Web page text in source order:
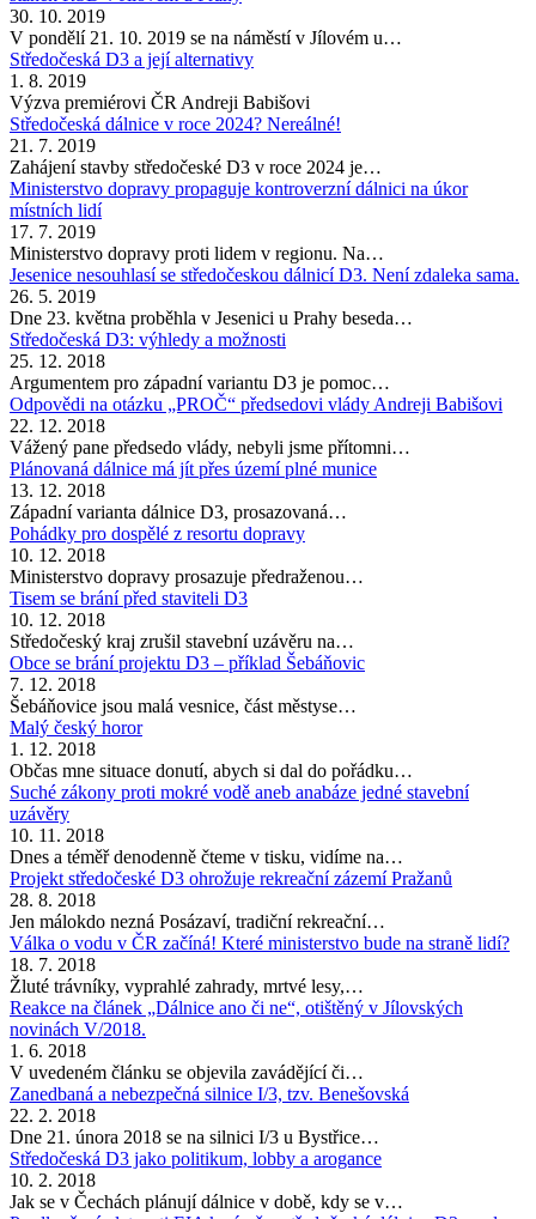
30. 10. 2019
V pondělí 21. 10. 2019 se na náměstí v Jílovém u…
Středočeská D3 a její alternativy
1. 8. 2019
Výzva premiérovi ČR Andreji Babišovi
Středočeská dálnice v roce 2024? Nereálné!
21. 7. 2019
Zahájení stavby středočeské D3 v roce 2024 je…
Ministerstvo dopravy propaguje kontroverzní dálnici na úkor
místních lidí
17. 7. 2019
Ministerstvo dopravy proti lidem v regionu. Na…
Jesenice nesouhlasí se středočeskou dálnicí D3. Není zdaleka sama.
26. 5. 2019
Dne 23. května proběhla v Jesenici u Prahy beseda…
Středočeská D3: výhledy a možnosti
25. 12. 2018
Argumentem pro západní variantu D3 je pomoc…
Odpovědi na otázku „PROČ“ předsedovi vlády Andreji Babišovi
22. 12. 2018
Vážený pane předsedo vlády, nebyli jsme přítomni…
Plánovaná dálnice má jít přes území plné munice
13. 12. 2018
Západní varianta dálnice D3, prosazovaná…
Pohádky pro dospělé z resortu dopravy
10. 12. 2018
Ministerstvo dopravy prosazuje předraženou…
Tisem se brání před staviteli D3
10. 12. 2018
Středočeský kraj zrušil stavební uzávěru na…
Obce se brání projektu D3 – příklad Šebáňovic
7. 12. 2018
Šebáňovice jsou malá vesnice, část městyse…
Malý český horor
1. 12. 2018
Občas mne situace donutí, abych si dal do pořádku…
Suché zákony proti mokré vodě aneb anabáze jedné stavební
uzávěry
10. 11. 2018
Dnes a téměř denodenně čteme v tisku, vidíme na…
Projekt středočeské D3 ohrožuje rekreační zázemí Pražanů
28. 8. 2018
Jen málokdo nezná Posázaví, tradiční rekreační…
Válka o vodu v ČR začíná! Které ministerstvo bude na straně lidí?
18. 7. 2018
Žluté trávníky, vyprahlé zahrady, mrtvé lesy,…
Reakce na článek „Dálnice ano či ne“, otištěný v Jílovských
novinách V/2018.
1. 6. 2018
V uvedeném článku se objevila zavádějící či…
Zanedbaná a nebezpečná silnice I/3, tzv. Benešovská
22. 2. 2018
Dne 21. února 2018 se na silnici I/3 u Bystřice…
Středočeská D3 jako politikum, lobby a arogance
10. 2. 2018
Jak se v Čechách plánují dálnice v době, kdy se v…